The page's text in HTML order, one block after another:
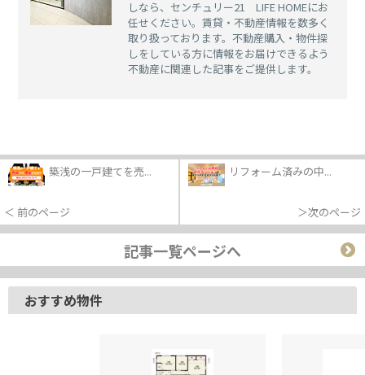
しなら、センチュリー21 LIFE HOMEにお
任せください。賃貸・不動産情報を数多く
取り扱っております。不動産購入・物件探
しをしている方に情報をお届けできるよう
不動産に関連した記事をご提供します。
築浅の一戸建てを売...
＜ 前のページ
リフォーム済みの中...
＞次のページ
記事一覧ページへ
おすすめ物件